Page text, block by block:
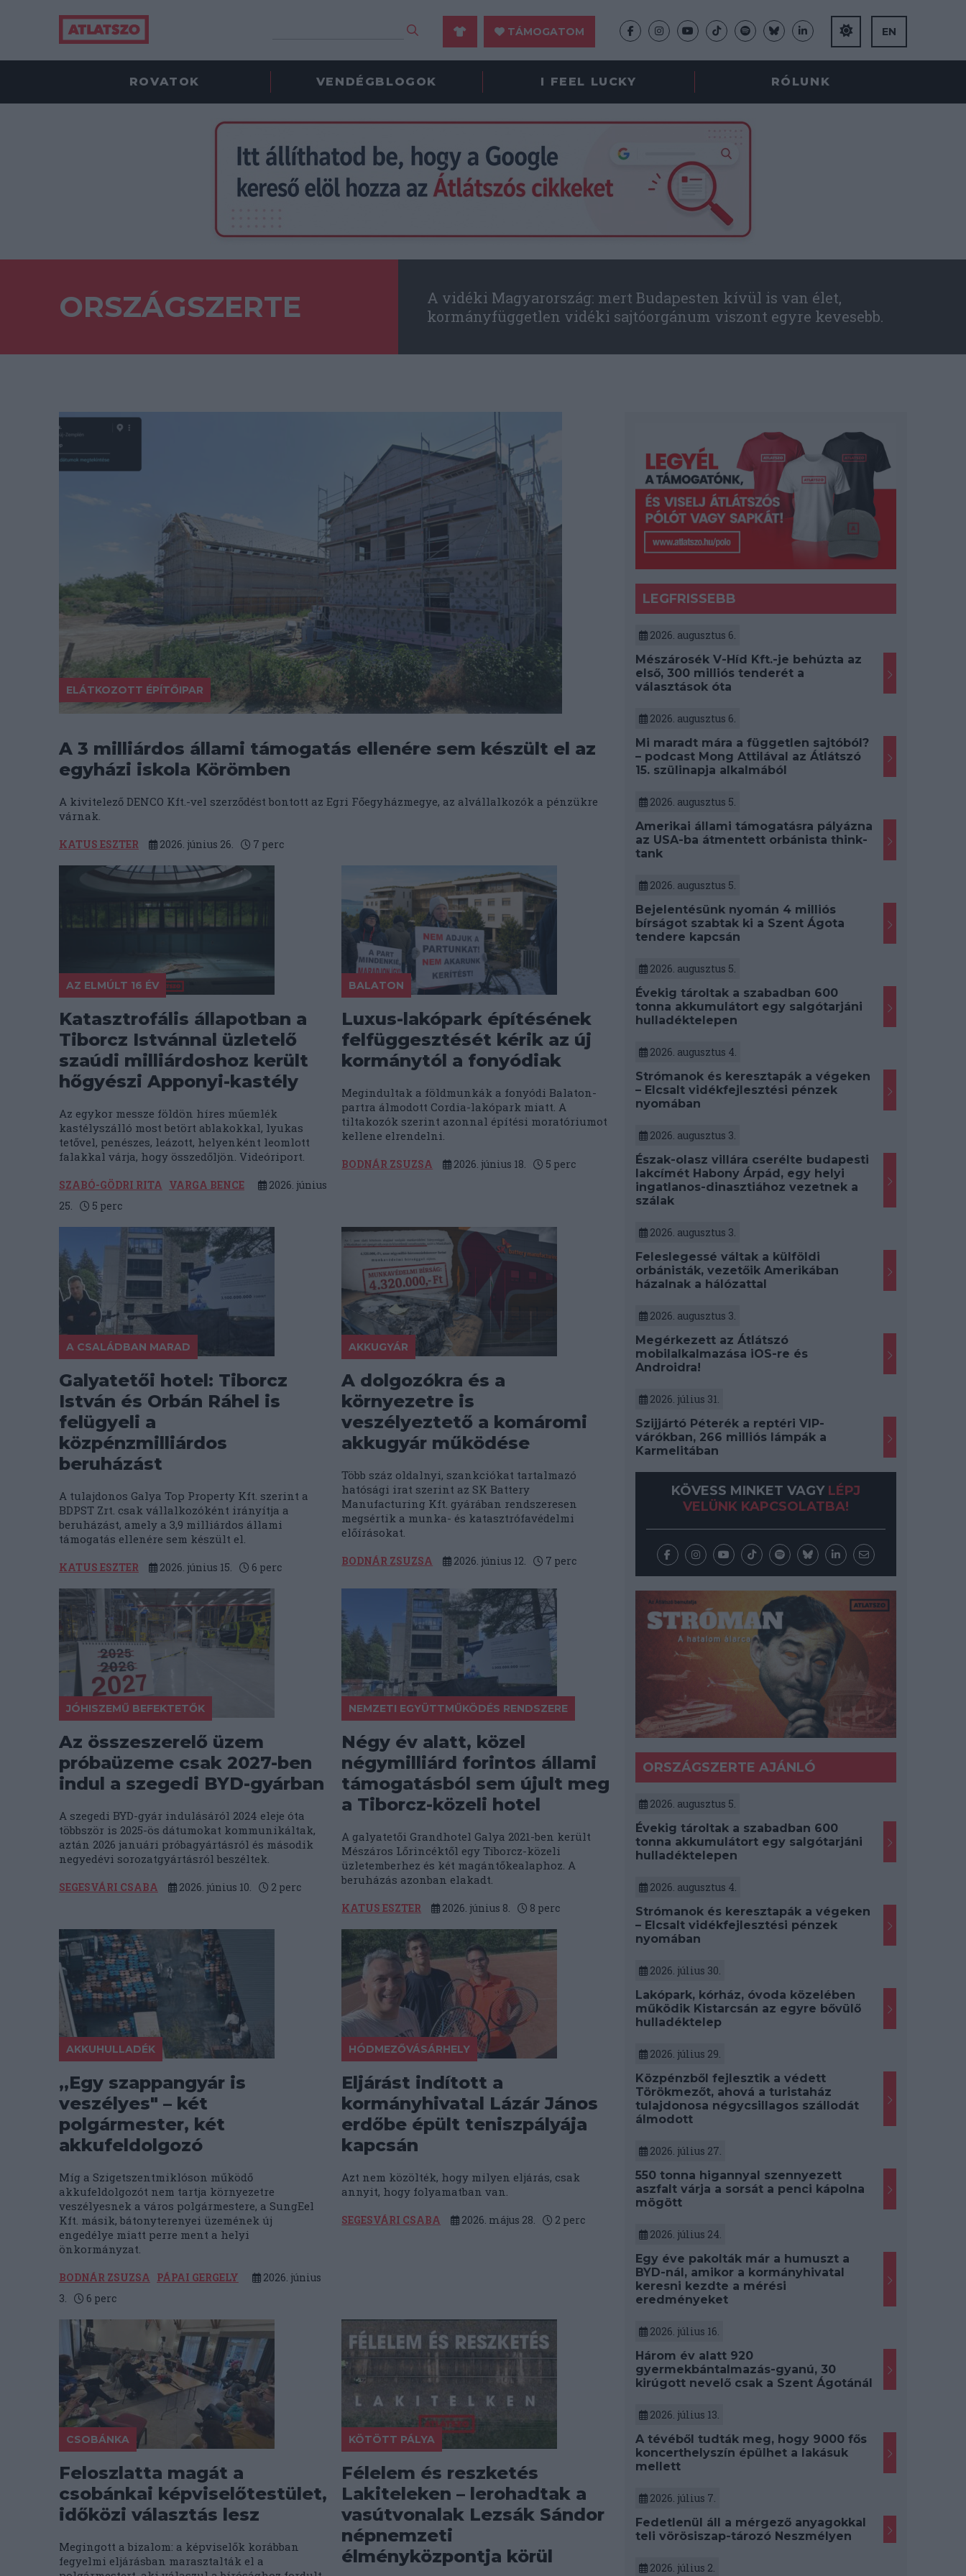
TÁMOGATOM EN
ROVATOK VENDÉGBLOGOK I FEEL LUCKY RÓLUNK
ORSZÁGSZERTE
A vidéki Magyarország: mert Budapesten kívül is van élet,
kormányfüggetlen vidéki sajtóorgánum viszont egyre kevesebb.
ELÁTKOZOTT ÉPÍTŐIPAR
A 3 milliárdos állami támogatás ellenére sem készült el az
egyházi iskola Körömben
A kivitelező DENCO Kft.-vel szerződést bontott az Egri Főegyházmegye, az alvállalkozók a pénzükre
várnak.
KATUS ESZTER 2026. június 26. 7 perc
AZ ELMÚLT 16 ÉV
Katasztrofális állapotban a
Tiborcz Istvánnal üzletelő
szaúdi milliárdoshoz került
hőgyészi Apponyi-kastély
Az egykor messze földön híres műemlék
kastélyszálló most betört ablakokkal, lyukas
tetővel, penészes, leázott, helyenként leomlott
falakkal várja, hogy összedőljön. Videóriport.
SZABÓ-GÖDRI RITA VARGA BENCE
2026. június
25.
5 perc
BALATON
Luxus-lakópark építésének
felfüggesztését kérik az új
kormánytól a fonyódiak
Megindultak a földmunkák a fonyódi Balaton-
partra álmodott Cordia-lakópark miatt. A
tiltakozók szerint azonnal építési moratóriumot
kellene elrendelni.
BODNÁR ZSUZSA 2026. június 18. 5 perc
A CSALÁDBAN MARAD
Galyatetői hotel: Tiborcz
István és Orbán Ráhel is
felügyeli a
közpénzmilliárdos
beruházást
A tulajdonos Galya Top Property Kft. szerint a
BDPST Zrt. csak vállalkozóként irányítja a
beruházást, amely a 3,9 milliárdos állami
támogatás ellenére sem készült el.
KATUS ESZTER 2026. június 15. 6 perc
AKKUGYÁR
A dolgozókra és a
környezetre is
veszélyeztető a komáromi
akkugyár működése
Több száz oldalnyi, szankciókat tartalmazó
hatósági irat szerint az SK Battery
Manufacturing Kft. gyárában rendszeresen
megsértik a munka- és katasztrófavédelmi
előírásokat.
BODNÁR ZSUZSA 2026. június 12. 7 perc
JÓHISZEMŰ BEFEKTETŐK
Az összeszerelő üzem
próbaüzeme csak 2027-ben
indul a szegedi BYD-gyárban
A szegedi BYD-gyár indulásáról 2024 eleje óta
többször is 2025-ös dátumokat kommunikáltak,
aztán 2026 januári próbagyártásról és második
negyedévi sorozatgyártásról beszéltek.
SEGESVÁRI CSABA 2026. június 10. 2 perc
NEMZETI EGYÜTTMŰKÖDÉS RENDSZERE
Négy év alatt, közel
négymilliárd forintos állami
támogatásból sem újult meg
a Tiborcz-közeli hotel
A galyatetői Grandhotel Galya 2021-ben került
Mészáros Lőrincéktől egy Tiborcz-közeli
üzletemberhez és két magántőkealaphoz. A
beruházás azonban elakadt.
KATUS ESZTER 2026. június 8. 8 perc
AKKUHULLADÉK
„Egy szappangyár is
veszélyes" – két
polgármester, két
akkufeldolgozó
Míg a Szigetszentmiklóson működő
akkufeldolgozót nem tartja környezetre
veszélyesnek a város polgármestere, a SungEel
Kft. másik, bátonyterenyei üzemének új
engedélye miatt perre ment a helyi
önkormányzat.
BODNÁR ZSUZSA PÁPAI GERGELY
2026. június
3.
6 perc
HÓDMEZŐVÁSÁRHELY
Eljárást indított a
kormányhivatal Lázár János
erdőbe épült teniszpályája
kapcsán
Azt nem közölték, hogy milyen eljárás, csak
annyit, hogy folyamatban van.
SEGESVÁRI CSABA 2026. május 28. 2 perc
CSOBÁNKA
Feloszlatta magát a
csobánkai képviselőtestület,
időközi választás lesz
Megingott a bizalom: a képviselők korábban
fegyelmi eljárásban marasztalták el a
KÖTÖTT PÁLYA
Félelem és reszketés
Lakiteleken – lerohadtak a
vasútvonalak Lezsák Sándor
népnemzeti
élményközpontja körül
LEGFRISSEBB
2026. augusztus 6.
Mészárosék V-Híd Kft.-je behúzta az
első, 300 milliós tenderét a
választások óta
2026. augusztus 6.
Mi maradt mára a független sajtóból?
– podcast Mong Attilával az Átlátszó
15. szülinapja alkalmából
2026. augusztus 5.
Amerikai állami támogatásra pályázna
az USA-ba átmentett orbánista think-
tank
2026. augusztus 5.
Bejelentésünk nyomán 4 milliós
bírságot szabtak ki a Szent Ágota
tendere kapcsán
2026. augusztus 5.
Évekig tároltak a szabadban 600
tonna akkumulátort egy salgótarjáni
hulladéktelepen
2026. augusztus 4.
Strómanok és keresztapák a végeken
– Elcsalt vidékfejlesztési pénzek
nyomában
2026. augusztus 3.
Észak-olasz villára cserélte budapesti
lakcímét Habony Árpád, egy helyi
ingatlanos-dinasztiához vezetnek a
szálak
2026. augusztus 3.
Feleslegessé váltak a külföldi
orbánisták, vezetőik Amerikában
házalnak a hálózattal
2026. augusztus 3.
Megérkezett az Átlátszó
mobilalkalmazása iOS-re és
Androidra!
2026. július 31.
Szijjártó Péterék a reptéri VIP-
várókban, 266 milliós lámpák a
Karmelitában
KÖVESS MINKET VAGY LÉPJ
VELÜNK KAPCSOLATBA!
ORSZÁGSZERTE AJÁNLÓ
2026. augusztus 5.
Évekig tároltak a szabadban 600
tonna akkumulátort egy salgótarjáni
hulladéktelepen
2026. augusztus 4.
Strómanok és keresztapák a végeken
– Elcsalt vidékfejlesztési pénzek
nyomában
2026. július 30.
Lakópark, kórház, óvoda közelében
működik Kistarcsán az egyre bővülő
hulladéktelep
2026. július 29.
Közpénzből fejlesztik a védett
Törökmezőt, ahová a turistaház
tulajdonosa négycsillagos szállodát
álmodott
2026. július 27.
550 tonna higannyal szennyezett
aszfalt várja a sorsát a penci kápolna
mögött
2026. július 24.
Egy éve pakolták már a humuszt a
BYD-nál, amikor a kormányhivatal
keresni kezdte a mérési
eredményeket
2026. július 16.
Három év alatt 920
gyermekbántalmazás-gyanú, 30
kirúgott nevelő csak a Szent Ágotánál
2026. július 13.
A tévéből tudták meg, hogy 9000 fős
koncerthelyszín épülhet a lakásuk
mellett
2026. július 7.
Fedetlenül áll a mérgező anyagokkal
teli vörösiszap-tározó Neszmélyen
2026. július 2.